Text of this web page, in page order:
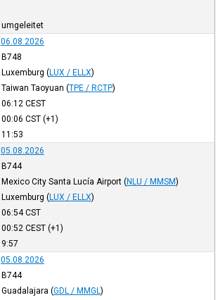
umgeleitet
06.08.2026
B748
Luxemburg (LUX / ELLX)
Taiwan Taoyuan (TPE / RCTP)
06:12 CEST
00:06 CST(+1)
11:53
05.08.2026
B744
Mexico City Santa Lucía Airport (NLU / MMSM)
Luxemburg (LUX / ELLX)
06:54CST
00:52 CEST(+1)
9:57
05.08.2026
B744
Guadalajara (GDL / MMGL )